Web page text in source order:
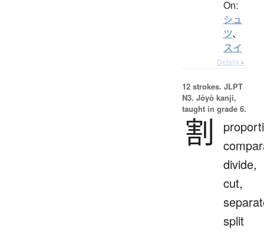
On:
シュ
ツ、
スイ
Details ▸
12 strokes. JLPT
N3. Jōyō kanji,
taught in grade 6.
割
divide,
cut,
split